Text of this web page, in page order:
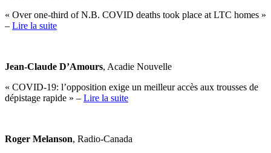
« Over one-third of N.B. COVID deaths took place at LTC homes »
– Lire la suite
Jean-Claude D’Amours, Acadie Nouvelle
« COVID-19: l’opposition exige un meilleur accès aux trousses de
dépistage rapide » – Lire la suite
Roger Melanson, Radio-Canada